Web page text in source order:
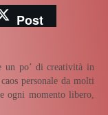
Post
un po’ di creatività in
personale da molti
ogni momento libero,